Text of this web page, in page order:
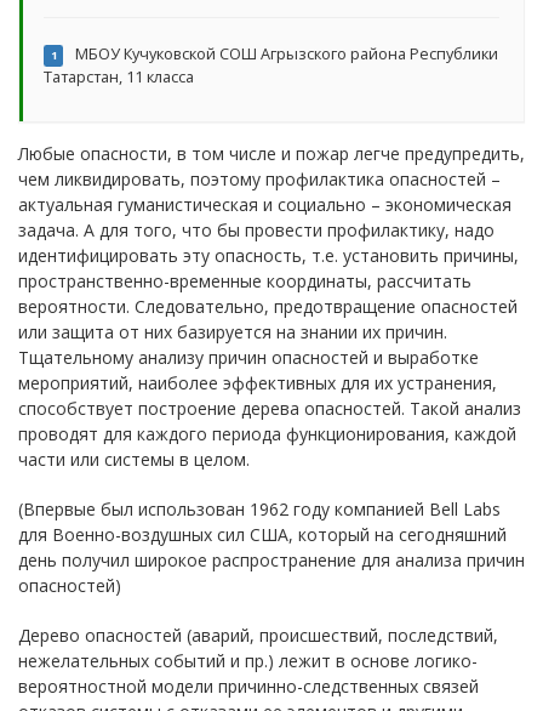
1
МБОУ Кучуковской СОШ Агрызского района Республики
Татарстан, 11 класса
Любые опасности, в том числе и пожар легче предупредить,
чем ликвидировать, поэтому профилактика опасностей –
актуальная гуманистическая и социально – экономическая
задача. А для того, что бы провести профилактику, надо
идентифицировать эту опасность, т.е. установить причины,
пространственно-временные координаты, рассчитать
вероятности. Следовательно, предотвращение опасностей
или защита от них базируется на знании их причин.
Тщательному анализу причин опасностей и выработке
мероприятий, наиболее эффективных для их устранения,
способствует построение дерева опасностей. Такой анализ
проводят для каждого периода функционирования, каждой
части или системы в целом.
(Впервые был использован 1962 году компанией Bell Labs
для Военно-воздушных сил США, который на сегодняшний
день получил широкое распространение для анализа причин
опасностей)
Дерево опасностей (аварий, происшествий, последствий,
нежелательных событий и пр.) лежит в основе логико-
вероятностной модели причинно-следственных связей